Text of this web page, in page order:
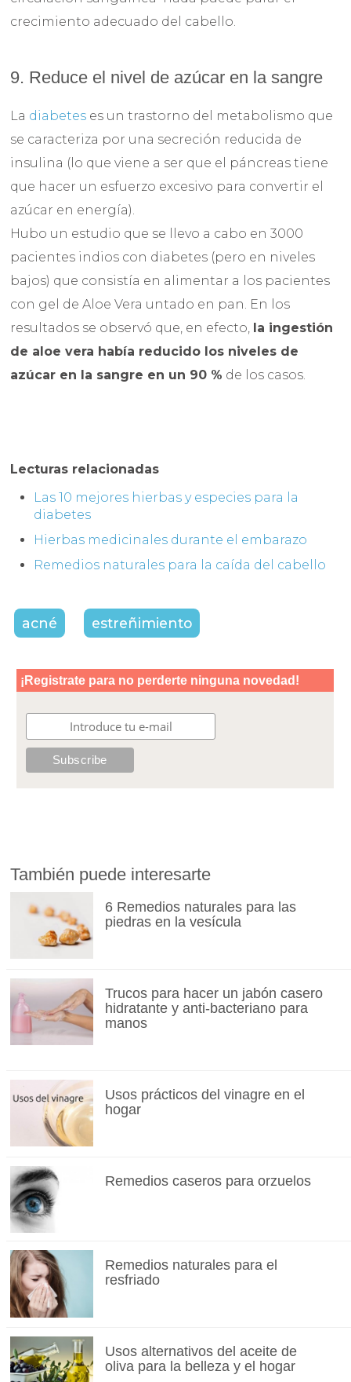
crecimiento adecuado del cabello.
9. Reduce el nivel de azúcar en la sangre
La diabetes es un trastorno del metabolismo que
se caracteriza por una secreción reducida de
insulina (lo que viene a ser que el páncreas tiene
que hacer un esfuerzo excesivo para convertir el
azúcar en energía).
Hubo un estudio que se llevo a cabo en 3000
pacientes indios con diabetes (pero en niveles
bajos) que consistía en alimentar a los pacientes
con gel de Aloe Vera untado en pan. En los
resultados se observó que, en efecto, la ingestión
de aloe vera había reducido los niveles de
azúcar en la sangre en un 90 % de los casos.
Lecturas relacionadas
Las 10 mejores hierbas y especies para la
diabetes
Hierbas medicinales durante el embarazo
Remedios naturales para la caída del cabello
acné estreñimiento
También puede interesarte
6 Remedios naturales para las
piedras en la vesícula
Trucos para hacer un jabón casero
hidratante y anti-bacteriano para
manos
Usos prácticos del vinagre en el
hogar
Remedios caseros para orzuelos
Remedios naturales para el
resfriado
Usos alternativos del aceite de
oliva para la belleza y el hogar